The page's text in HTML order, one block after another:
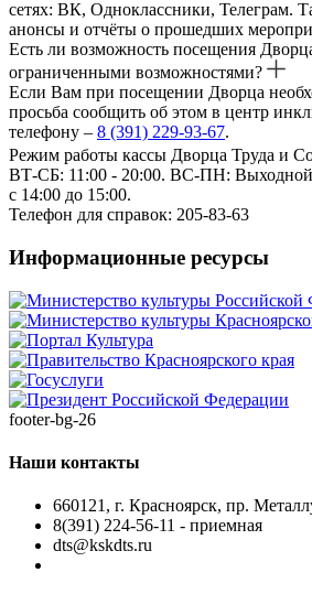
сетях: ВК, Одноклассники, Телеграм.
анонсы и отчёты о прошедших
Есть ли возможность посещения
ограниченными возможностями?
Если Вам при посещении Дворца
просьба сообщить об этом в центр
телефону – 8 (391) 229-93-67.
Режим работы кассы Дворца Труда и
ВТ-СБ: 11:00 - 20:00. ВС-ПН:
с 14:00 до 15:00.
Телефон для справок: 205-83-63
Информационные ресурсы
footer-bg-26
Наши контакты
660121, г. Красноярск, пр.
8(391) 224-56-11 - приемная
dts@kskdts.ru